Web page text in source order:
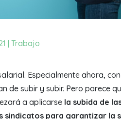
Trabajo
Especialmente ahora,
de subir y subir. Pero parece
a aplicarse la subida de
sindicatos para garantizar la